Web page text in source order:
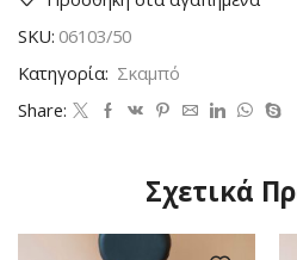
SKU: 06103/50
Κατηγορία: Σκαμπό
Share:
Σχετικά